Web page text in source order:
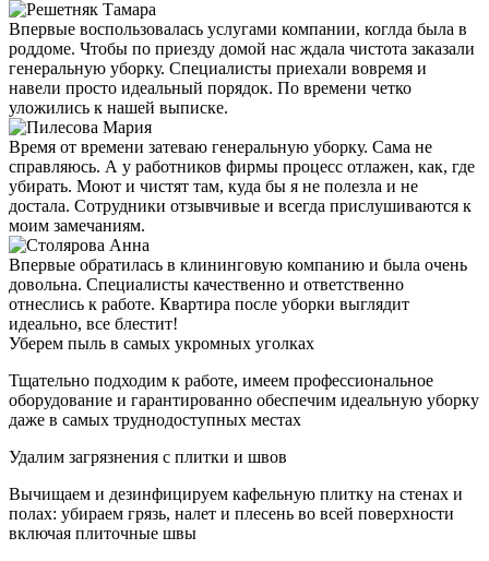
Впервые воспользовалась услугами компании, коглда была в
роддоме. Чтобы по приезду домой нас ждала чистота заказали
генеральную уборку. Специалисты приехали вовремя и
навели просто идеальный порядок. По времени четко
уложились к нашей выписке.
Время от времени затеваю генеральную уборку. Сама не
справляюсь. А у работников фирмы процесс отлажен, как, где
убирать. Моют и чистят там, куда бы я не полезла и не
достала. Сотрудники отзывчивые и всегда прислушиваются к
моим замечаниям.
Впервые обратилась в клининговую компанию и была очень
довольна. Специалисты качественно и ответственно
отнеслись к работе. Квартира после уборки выглядит
идеально, все блестит!
Уберем пыль в самых укромных уголках
Тщательно подходим к работе, имеем профессиональное
оборудование и гарантированно обеспечим идеальную уборку
даже в самых труднодоступных местах
Удалим загрязнения с плитки и швов
Вычищаем и дезинфицируем кафельную плитку на стенах и
полах: убираем грязь, налет и плесень во всей поверхности
включая плиточные швы